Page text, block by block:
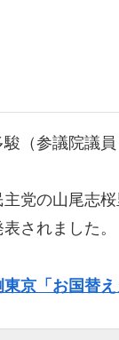
（参議院議員
党の山尾志
されました。
京「お国替